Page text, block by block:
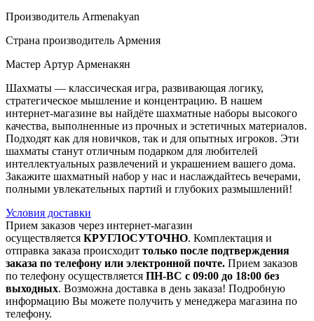
Производитель Armenakyan
Страна производитель Армения
Мастер Артур Арменакян
Шахматы — классическая игра, развивающая логику,
стратегическое мышление и концентрацию. В нашем
интернет-магазине вы найдёте шахматные наборы высокого
качества, выполненные из прочных и эстетичных материалов.
Подходят как для новичков, так и для опытных игроков. Эти
шахматы станут отличным подарком для любителей
интеллектуальных развлечений и украшением вашего дома.
Закажите шахматный набор у нас и наслаждайтесь вечерами,
полными увлекательных партий и глубоких размышлений!
Условия доставки
Прием заказов через интернет-магазин
осуществляется КРУГЛОСУТОЧНО. Комплектация и
отправка заказа происходит только после подтверждения
заказа по телефону или электронной почте. Прием заказов
по телефону осуществляется ПН-ВС с 09:00 до 18:00 без
выходных. Возможна доставка в день заказа! Подробную
информацию Вы можете получить у менеджера магазина по
телефону.